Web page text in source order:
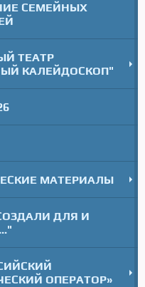
СЕМЕЙНЫХ
ТЕАТР
КАЛЕЙДОСКОП"
МАТЕРИАЛЫ
ДЛЯ И
ОПЕРАТОР»